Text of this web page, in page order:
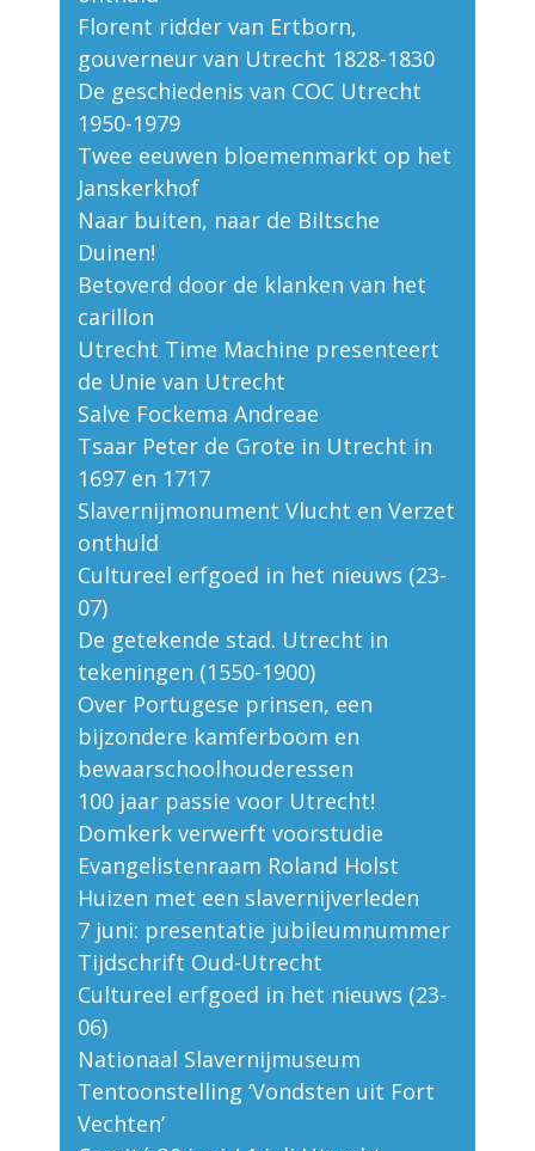
Florent ridder van Ertborn,
gouverneur van Utrecht 1828-1830
De geschiedenis van COC Utrecht
1950-1979
Twee eeuwen bloemenmarkt op het
Janskerkhof
Naar buiten, naar de Biltsche
Duinen!
Betoverd door de klanken van het
carillon
Utrecht Time Machine presenteert
de Unie van Utrecht
Salve Fockema Andreae
Tsaar Peter de Grote in Utrecht in
1697 en 1717
Slavernijmonument Vlucht en Verzet
onthuld
Cultureel erfgoed in het nieuws (23-
07)
De getekende stad. Utrecht in
tekeningen (1550-1900)
Over Portugese prinsen, een
bijzondere kamferboom en
bewaarschoolhouderessen
100 jaar passie voor Utrecht!
Domkerk verwerft voorstudie
Evangelistenraam Roland Holst
Huizen met een slavernijverleden
7 juni: presentatie jubileumnummer
Tijdschrift Oud-Utrecht
Cultureel erfgoed in het nieuws (23-
06)
Nationaal Slavernijmuseum
Tentoonstelling ‘Vondsten uit Fort
Vechten’